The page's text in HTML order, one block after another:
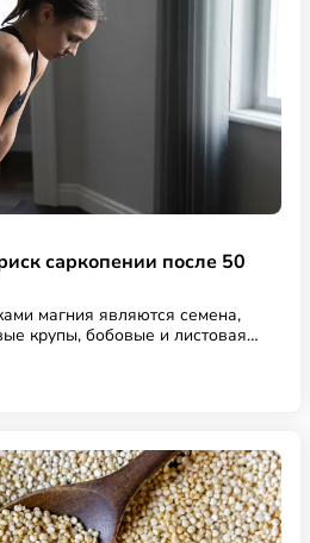
саркопении после 50
магния являются семена,
крупы, бобовые и листовая